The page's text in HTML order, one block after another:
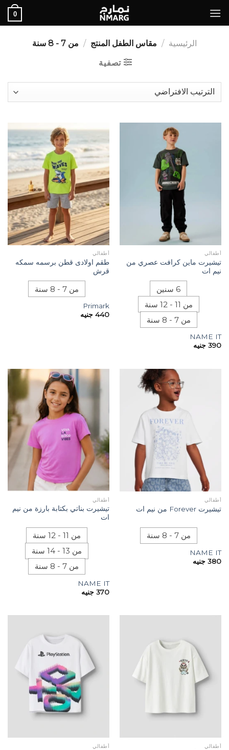
0
الرئيسية / مقاس الطفل المنتج / من 7 - 8 سنة
تصفية
أطفالي
تيشيرت ماين كرافت عصري من
نيم ات
6 سنين
من 11 - 12 سنة
من 7 - 8 سنة
NAME IT
390 جنيه
أطفالي
طقم اولادى قطن برسمه سمكه
قرش
من 7 - 8 سنة
Primark
440 جنيه
أطفالي
تيشيرت Forever من نيم ات
من 7 - 8 سنة
NAME IT
380 جنيه
أطفالي
تيشيرت بناتي بكتابة بارزة من نيم
ات
من 11 - 12 سنة
من 13 - 14 سنة
من 7 - 8 سنة
NAME IT
370 جنيه
أطفالي أطفالي